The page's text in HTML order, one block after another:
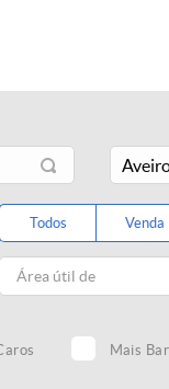
Todos Venda
Mais